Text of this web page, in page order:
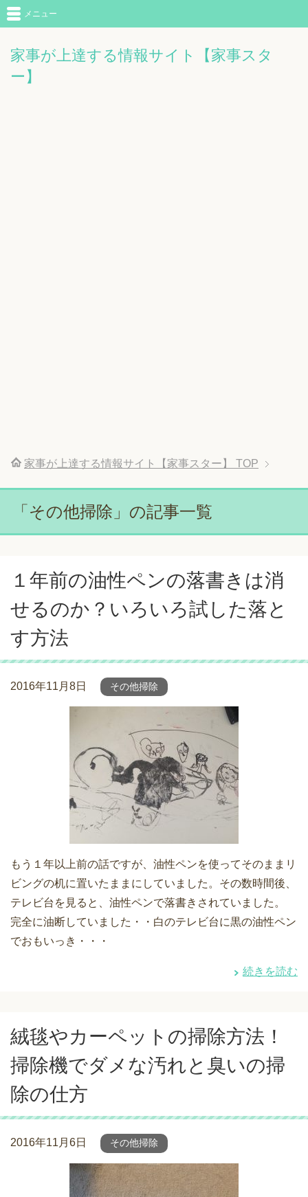
家事が上達する情報サイト【家事スタ
ー】
メニュー
家事が上達する情報サイト【家事スター】 TOP
「その他掃除」の記事一覧
１年前の油性ペンの落書きは消
せるのか？いろいろ試した落と
す方法
2016年11月8日 その他掃除
もう１年以上前の話ですが、油性ペンを使ってそのままリ
ビングの机に置いたままにしていました。その数時間後、
テレビ台を見ると、油性ペンで落書きされていました。
完全に油断していました・・白のテレビ台に黒の油性ペン
でおもいっき・・・
続きを読む
絨毯やカーペットの掃除方法！
掃除機でダメな汚れと臭いの掃
除の仕方
2016年11月6日 その他掃除